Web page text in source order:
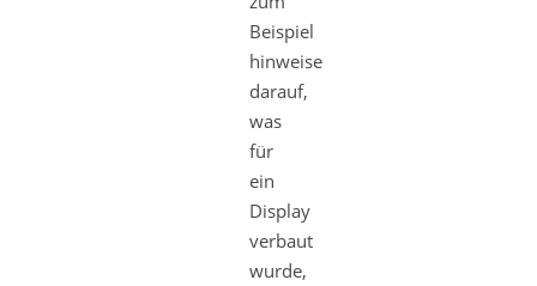
Beispiel
hinweise
darauf,
was
für
ein
Display
verbaut
wurde,